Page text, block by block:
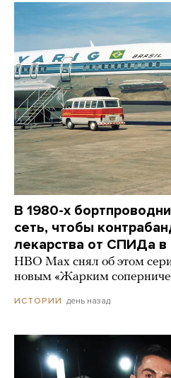
В 1980-х
сеть, чтобы
лекарства от СПИДа в
HBO Max снял об этом
новым «Жарким
ИСТОРИИ день назад